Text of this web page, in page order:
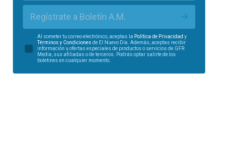
Regístrate a Boletín A.M.
Al someter tu correo electrónico, aceptas la Política de Privacidad y
Términos y Condiciones de El Nuevo Día. Además, aceptas recibir
información u ofertas especiales de productos o servicios de GFR
Media, sus afiliadas o de terceros. Podrás optar salirte de los
boletines en cualquier momento.